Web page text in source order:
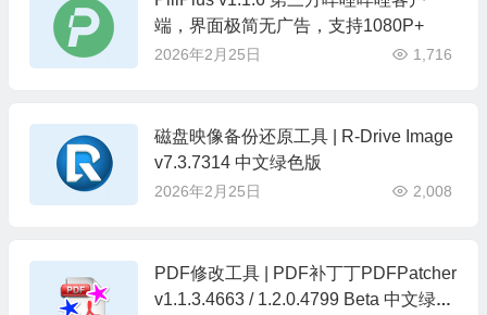
端，界面极简无广告，支持1080P+
2026年2月25日 1,716
磁盘映像备份还原工具 | R-Drive Image
v7.3.7314 中文绿色版
2026年2月25日 2,008
PDF修改工具 | PDF补丁丁PDFPatcher
v1.1.3.4663 / 1.2.0.4799 Beta 中文绿色